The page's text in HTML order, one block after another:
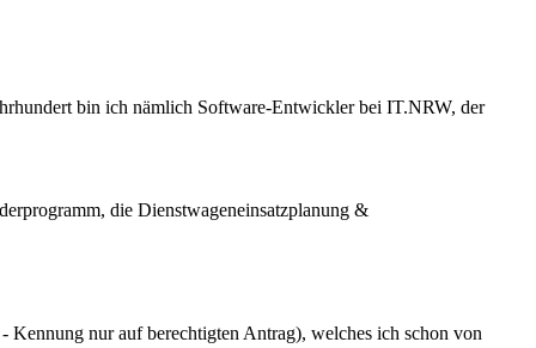
bin ich nämlich Software-Entwickler bei IT.NRW, der
die Dienstwageneinsatzplanung &
Kennung nur auf berechtigten Antrag), welches ich schon von